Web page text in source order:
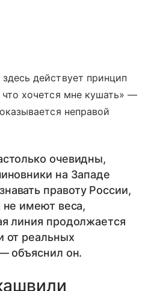
действует принцип
хочется мне кушать» —
неправой
очевидны,
на Западе
правоту России,
не имеют веса,
линия продолжается
от реальных
объяснил он.